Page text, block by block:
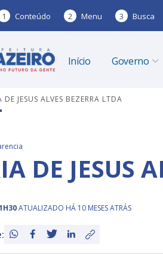
1 Conteúdo 2 Menu 3 Busca
Início Governo
DE JESUS ALVES BEZERRA LTDA
DE JESUS
ATUALIZADO HÁ 10 MESES ATRÁS